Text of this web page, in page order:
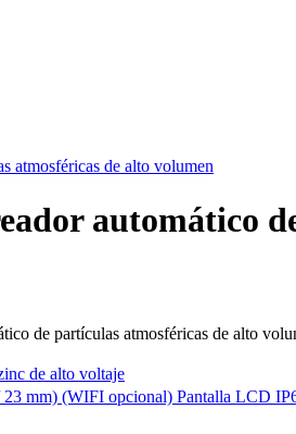
automático
de partículas atmosféricas de alto
de alto voltaje
mm) (WIFI opcional) Pantalla LCD